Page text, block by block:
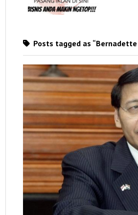
Posts tagged as “Bernadette